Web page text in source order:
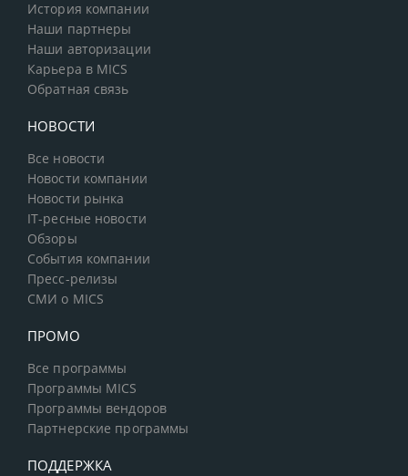
История компании
Наши партнеры
Наши авторизации
Карьера в MICS
Обратная связь
НОВОСТИ
Все новости
Новости компании
Новости рынка
IT-ресные новости
Обзоры
События компании
Пресс-релизы
СМИ о MICS
ПРОМО
Все программы
Программы MICS
Программы вендоров
Партнерские программы
ПОДДЕРЖКА